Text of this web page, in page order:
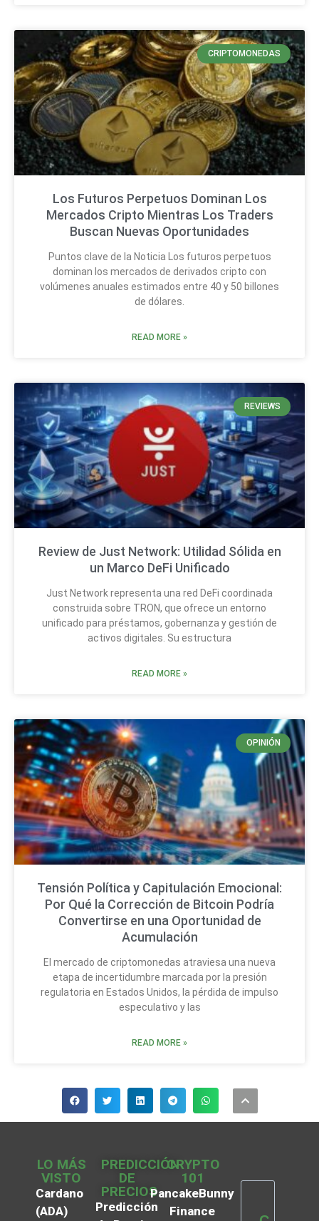
CRIPTOMONEDAS
Los Futuros Perpetuos Dominan Los
Mercados Cripto Mientras Los Traders
Buscan Nuevas Oportunidades
Puntos clave de la Noticia Los futuros perpetuos
dominan los mercados de derivados cripto con
volúmenes anuales estimados entre 40 y 50 billones
de dólares.
READ MORE »
REVIEWS
Review de Just Network: Utilidad Sólida en
un Marco DeFi Unificado
Just Network representa una red DeFi coordinada
construida sobre TRON, que ofrece un entorno
unificado para préstamos, gobernanza y gestión de
activos digitales. Su estructura
READ MORE »
OPINIÓN
Tensión Política y Capitulación Emocional:
Por Qué la Corrección de Bitcoin Podría
Convertirse en una Oportunidad de
Acumulación
El mercado de criptomonedas atraviesa una nueva
etapa de incertidumbre marcada por la presión
regulatoria en Estados Unidos, la pérdida de impulso
especulativo y las
READ MORE »
LO MÁS
VISTO
Cardano
(ADA)
PREDICCIÓN
DE
PRECIOS
Predicción
CRYPTO
101
PancakeBunny
Finance